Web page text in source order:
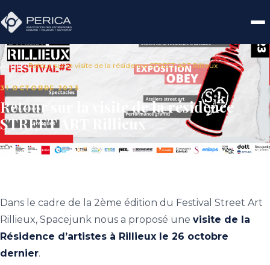
Accueil›Retour sur la visite de la résidence STREET ART Rillieux
31 OCTOBRE 2023
Retour sur la visite de la résidence
STREET ART Rillieux
Dans le cadre de la 2ème édition du Festival Street Art
Rillieux, Spacejunk nous a proposé une visite de la
Résidence d’artistes à Rillieux le 26 octobre
dernier.